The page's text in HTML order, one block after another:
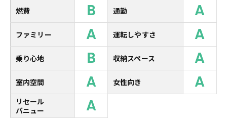
燃費 B 通勤 A
ファミリー A 運転しやすさ A
乗り心地 B 収納スペース A
室内空間 A 女性向き A
リセール
バニュー
A